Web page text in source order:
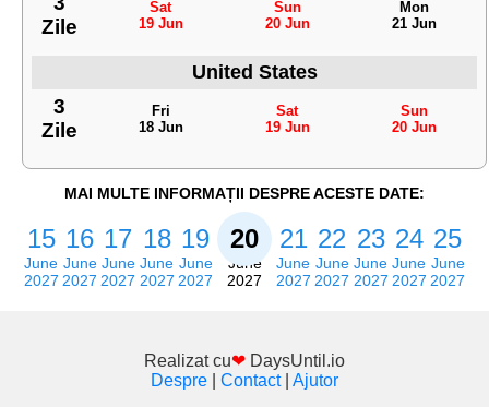
Zile
Sat
19 Jun
Sun
20 Jun
Mon
21 Jun
United States
3
Zile
Fri
18 Jun
Sat
19 Jun
Sun
20 Jun
MAI MULTE INFORMAȚII DESPRE ACESTE DATE:
15
June
2027
16
June
2027
17
June
2027
18
June
2027
19
June
2027
20
June
2027
21
June
2027
22
June
2027
23
June
2027
24
June
2027
25
June
2027
Realizat cu❤ DaysUntil.io
Despre
Contact| Ajutor